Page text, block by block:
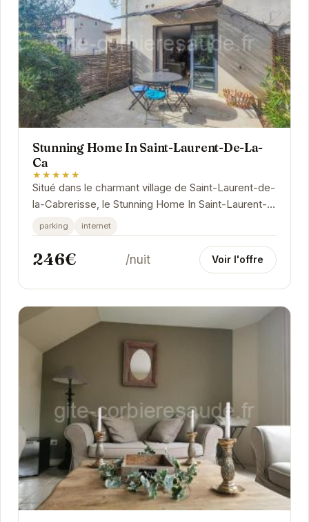
Stunning Home In Saint-Laurent-De-La-
Ca
★★★★★
Situé dans le charmant village de Saint-Laurent-de-
la-Cabrerisse, le Stunning Home In Saint-Laurent-
De-La-Ca est l'endroit idéal pour se ressourcer...
parking internet
246€ /nuit Voir l'offre